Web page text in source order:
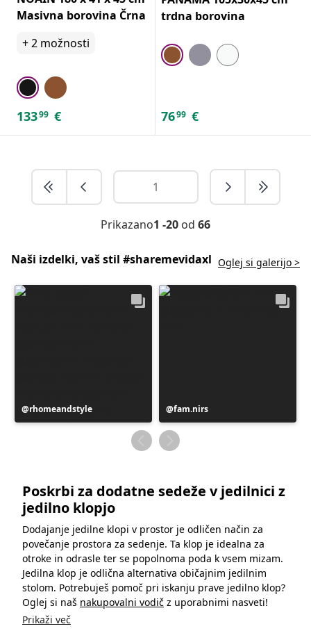
Masivna borovina Črna
+2 možnosti
13399 €
trdna borovina
7699 €
Prikazano1 -20 od 66
Naši izdelki, vaš stil #sharemevidaxl Oglej si galerijo >
Objavo
je
rhomeandstyle
Objavo
je
objavil
fam.nirs
Poskrbi za dodatne sedeže v jedilnici z
jedilno klopjo
Dodajanje jedilne klopi v prostor je odličen način za
povečanje prostora za sedenje. Ta klop je idealna za
otroke in odrasle ter se popolnoma poda k vsem mizam.
Jedilna klop je odlična alternativa običajnim jedilnim
stolom. Potrebuješ pomoč pri iskanju prave jedilno klop?
Oglej si naš nakupovalni vodič z uporabnimi nasveti!
Prikaži več